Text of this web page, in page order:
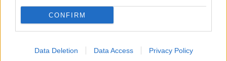
CONFIRM
Data Deletion Data Access Privacy Policy